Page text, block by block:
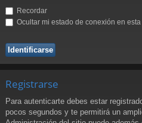
Recordar
Ocultar mi estado de conexión en
Registrarse
Para autenticarte debes estar
pocos segundos y te permitirá un